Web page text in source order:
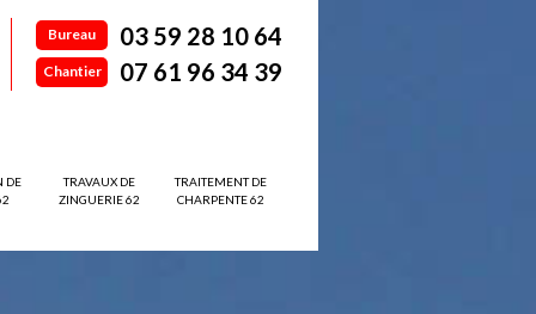
Bureau 03 59 28 10 64
Chantier 07 61 96 34 39
DE
TRAVAUX DE
ZINGUERIE 62
TRAITEMENT DE
CHARPENTE 62